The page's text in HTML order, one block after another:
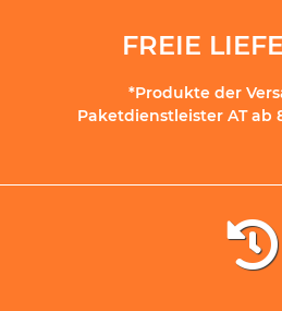
FREIE
*Produkte der
Paketdienstleister AT ab